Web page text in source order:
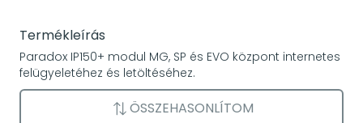
Termékleírás
Paradox IP150+ modul MG, SP és EVO központ internetes
felügyeletéhez és letöltéséhez.
ÖSSZEHASONLÍTOM